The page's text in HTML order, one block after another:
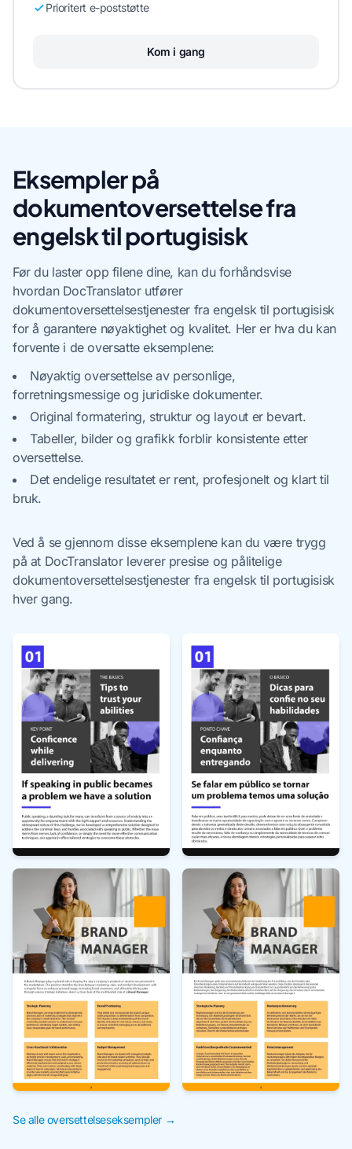
Prioritert e-poststøtte
Kom i gang
Eksempler på
dokumentoversettelse fra
engelsk til portugisisk
Før du laster opp filene dine, kan du forhåndsvise
hvordan DocTranslator utfører
dokumentoversettelsestjenester fra engelsk til portugisisk
for å garantere nøyaktighet og kvalitet. Her er hva du kan
forvente i de oversatte eksemplene:
Nøyaktig oversettelse av personlige,
forretningsmessige og juridiske dokumenter.
Original formatering, struktur og layout er bevart.
Tabeller, bilder og grafikk forblir konsistente etter
oversettelse.
Det endelige resultatet er rent, profesjonelt og klart til
bruk.
Ved å se gjennom disse eksemplene kan du være trygg
på at DocTranslator leverer presise og pålitelige
dokumentoversettelsestjenester fra engelsk til portugisisk
hver gang.
Se alle oversettelseseksempler →